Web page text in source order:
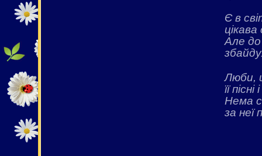
Є в
Але до
Люби,
її
Нема
за неї